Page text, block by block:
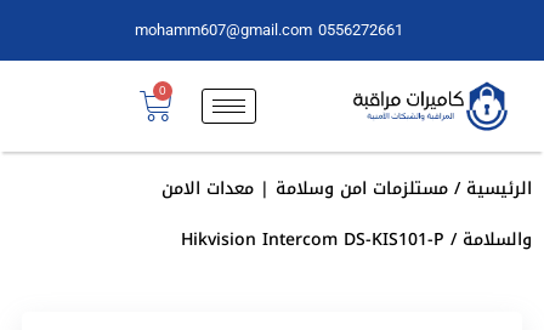
0556272661
mohamm607@gmail.com
0
الرئيسية/مستلزمات امن وسلامة | معدات الامن
والسلامة/ Hikvision Intercom DS-KIS101-P